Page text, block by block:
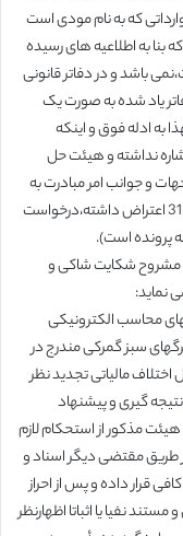
که به نام مودی است
بنا به اطلاعیه های رسیده
باشد و در دفاتر قانونی
یاد شده به صورت یک
به ادله فوق و اینکه
نداشته و هیئت حل
و جوانب امر مبادرت به
صدور رای نموده، به رای شماره 6144 مورخ 31/4/1382 اعتراض داشته،درخواست
پرونده است).
مشروح شکایت شاکی و
نماید:
محاسب الکترونیکی
سبز گمرکی مندرج در
مالیاتی تجدید نظر
گیری و پیشنهاد
کارشناسان مجری قرار شماره 9151 مورخ 27/ 6/1381 هیئت مذکور از استحکام لازم
طریق مقتضی دیگر اسناد و
قرار داده و پس از احراز
نفیا یا اثباتا اظهارنظر